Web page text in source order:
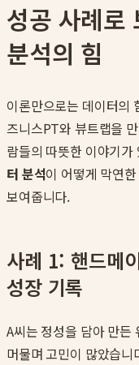
성공 사례로
분석의 힘
이론만으로는 데이터의
즈니스PT와 뷰트랩을
람들의 따뜻한 이야기
터 분석이 어떻게 막연
보여줍니다.
사례 1: 핸드메
성장 기록
A씨는 정성을 담아 만든
머물며 고민이 많았습